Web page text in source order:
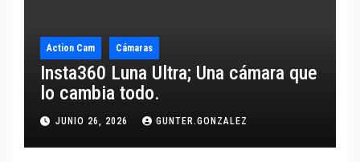
Action Cam Cámaras
Insta360 Luna Ultra; Una cámara que
lo cambia todo.
JUNIO 26, 2026 GUNTER.GONZALEZ